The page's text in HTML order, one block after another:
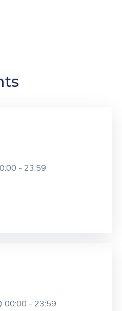
- 23:59
00:00 - 23:59